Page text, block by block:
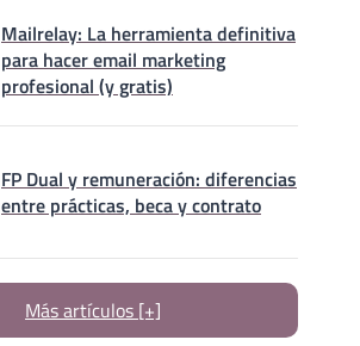
Mailrelay: La herramienta definitiva
para hacer email marketing
profesional (y gratis)
FP Dual y remuneración: diferencias
entre prácticas, beca y contrato
Más artículos [+]